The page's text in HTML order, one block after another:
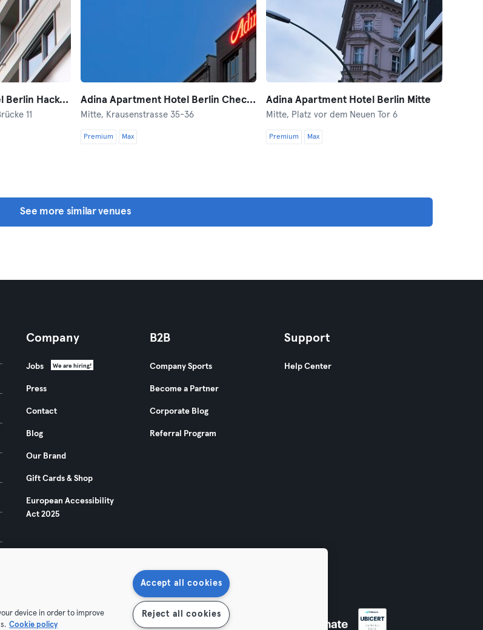
Adina Apartment Hotel Berlin Hackescher Markt
11
Adina Apartment Hotel Berlin Checkpoint Charlie
Mitte, Krausenstrasse 35-36
Premium Max
Adina Apartment Hotel Berlin Mitte
Mitte, Platz vor dem Neuen Tor 6
Premium Max
See more similar venues
Company
Jobs We are hiring!
Press
Contact
Blog
Our Brand
Gift Cards & Shop
European Accessibility
Act 2025
B2B
Company Sports
Become a Partner
Corporate Blog
Referral Program
Support
Help Center
Imprint Terminate contracts here
device in order to improve
Cookie policy
Accept all cookies
Reject all cookies